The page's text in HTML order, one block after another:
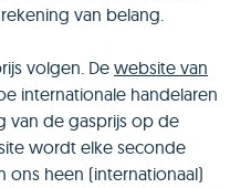
van belang.
volgen. De website van
internationale handelaren
van de gasprijs op de
wordt elke seconde
ons heen (internationaal)